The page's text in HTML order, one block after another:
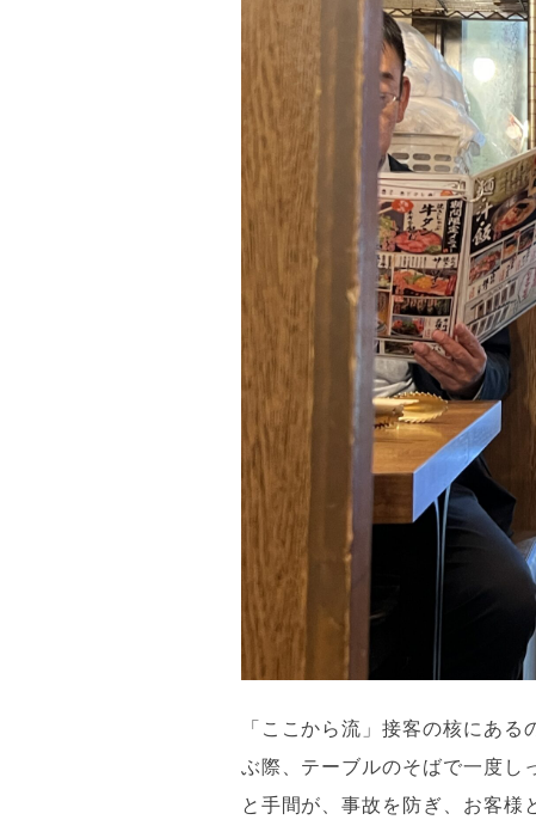
「ここから流」接客の核にあ
ぶ際、テーブルのそばで一度し
と手間が、事故を防ぎ、お客様